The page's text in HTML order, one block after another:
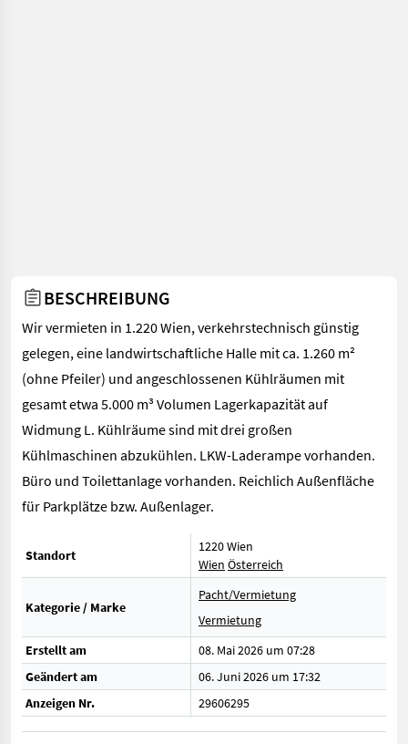
BESCHREIBUNG
Wir vermieten in 1.220 Wien, verkehrstechnisch günstig
gelegen, eine landwirtschaftliche Halle mit ca. 1.260 m²
(ohne Pfeiler) und angeschlossenen Kühlräumen mit
gesamt etwa 5.000 m³ Volumen Lagerkapazität auf
Widmung L. Kühlräume sind mit drei großen
Kühlmaschinen abzukühlen. LKW-Laderampe vorhanden.
Büro und Toilettanlage vorhanden. Reichlich Außenfläche
für Parkplätze bzw. Außenlager.
Standort
1220 Wien
Wien Österreich
Kategorie / Marke
Pacht/Vermietung
Vermietung
Erstellt am
08. Mai 2026 um 07:28
Geändert am
06. Juni 2026 um 17:32
Anzeigen Nr.
29606295